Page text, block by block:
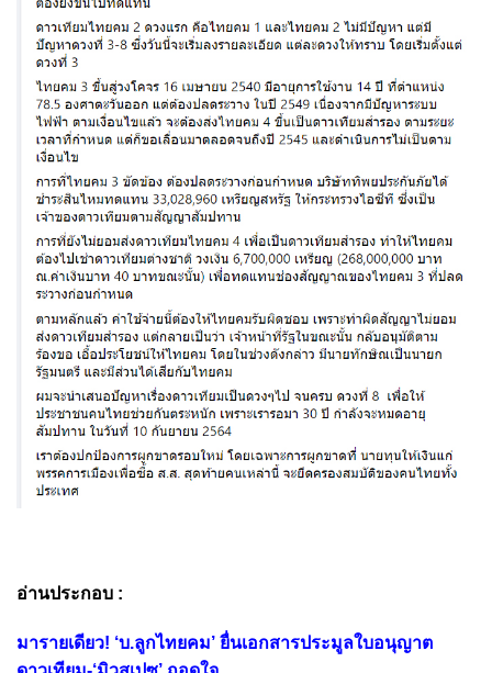
อ่านประกอบ :
มารายเดียว! ‘บ.ลูกไทยคม’ ยื่นเอกสารประมูลใบอนุญาต